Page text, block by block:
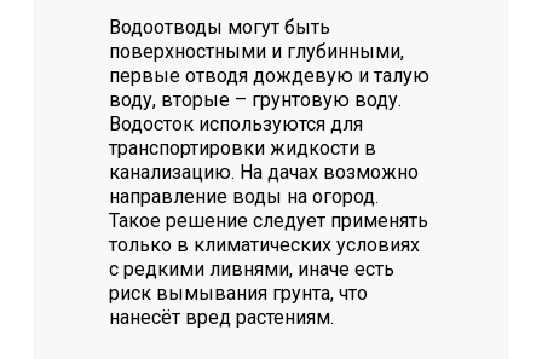
Водоотводы могут быть
поверхностными и глубинными,
первые отводя дождевую и талую
воду, вторые – грунтовую воду.
Водосток используются для
транспортировки жидкости в
канализацию. На дачах возможно
направление воды на огород.
Такое решение следует применять
только в климатических условиях
с редкими ливнями, иначе есть
риск вымывания грунта, что
нанесёт вред растениям.